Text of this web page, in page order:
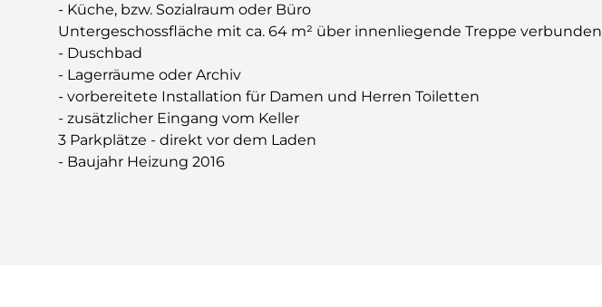
- Küche, bzw. Sozialraum oder Büro
Untergeschossfläche mit ca. 64 m² über innenliegende Treppe verbunden
- Duschbad
- Lagerräume oder Archiv
- vorbereitete Installation für Damen und Herren Toiletten
- zusätzlicher Eingang vom Keller
3 Parkplätze - direkt vor dem Laden
- Baujahr Heizung 2016